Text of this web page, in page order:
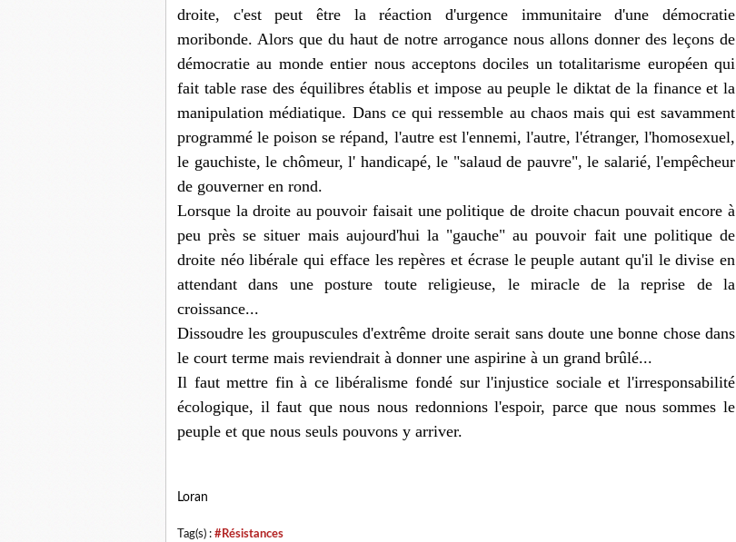
droite, c'est peut être la réaction d'urgence immunitaire d'une démocratie
moribonde. Alors que du haut de notre arrogance nous allons donner des leçons de
démocratie au monde entier nous acceptons dociles un totalitarisme européen qui
fait table rase des équilibres établis et impose au peuple le diktat de la finance et la
manipulation médiatique. Dans ce qui ressemble au chaos mais qui est savamment
programmé le poison se répand, l'autre est l'ennemi, l'autre, l'étranger, l'homosexuel,
le gauchiste, le chômeur, l' handicapé, le "salaud de pauvre", le salarié, l'empêcheur
de gouverner en rond.
Lorsque la droite au pouvoir faisait une politique de droite chacun pouvait encore à
peu près se situer mais aujourd'hui la "gauche" au pouvoir fait une politique de
droite néo libérale qui efface les repères et écrase le peuple autant qu'il le divise en
attendant dans une posture toute religieuse, le miracle de la reprise de la
croissance...
Dissoudre les groupuscules d'extrême droite serait sans doute une bonne chose dans
le court terme mais reviendrait à donner une aspirine à un grand brûlé...
Il faut mettre fin à ce libéralisme fondé sur l'injustice sociale et l'irresponsabilité
écologique, il faut que nous nous redonnions l'espoir, parce que nous sommes le
peuple et que nous seuls pouvons y arriver.
Loran
Tag(s) : #Résistances